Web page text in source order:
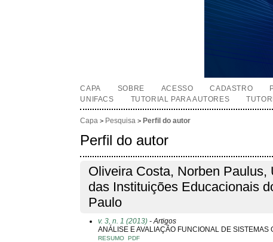
CAPA SOBRE ACESSO CADASTRO
UNIFACS
TUTORIAL PARA AUTORES
Capa > Pesquisa > Perfil do autor
Perfil do autor
Oliveira Costa, Norben Paulus,
das Instituições Educacionais
Paulo
v. 3, n. 1 (2013) - Artigos
ANÁLISE E AVALIAÇÃO FUNCIONAL DE
RESUMO PDF